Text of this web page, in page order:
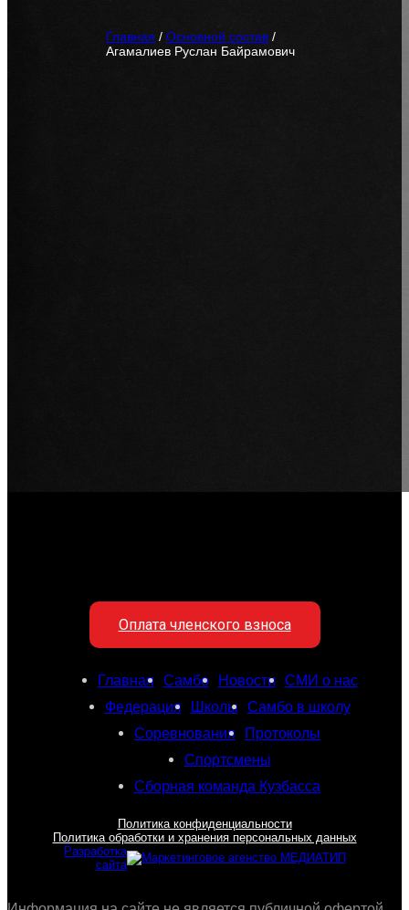
Главная / Основной состав /
Агамалиев Руслан Байрамович
Оплата членского взноса
Главная Самбо Новости
СМИ о нас
Федерация
Школы
Самбо в школу
Соревнования
Протоколы
Спортсмены
Сборная команда Кузбасса
Политика конфиденциальности
Политика обработки и хранения персональных данных
Разработка
сайта